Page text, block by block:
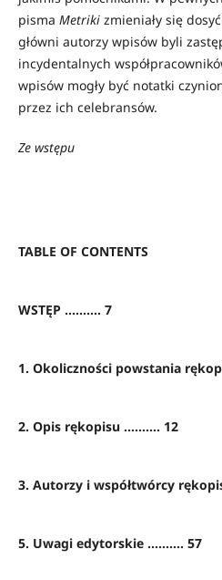
pisma Metrikizmieniały się
główni autorzy wpisów byli
incydentalnych
wpisów mogły być notatki
przez ich celebransów.
Ze wstępu
TABLE OF CONTENTS
WSTĘP .......... 7
1. Okoliczności powstania
2. Opis rękopisu .......... 12
3. Autorzy i współtwórcy
5. Uwagi edytorskie .......... 57